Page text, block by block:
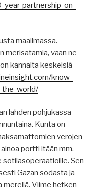
year-partnership-on-
maailmassa.
merisatamia, vaan ne
kannalta keskeisiä
know-
the-world/
lahden pohjukassa
Kunta on
verojen
portti itään mm.
Sen
Gazan sodasta ja
merellä. Viime hetken